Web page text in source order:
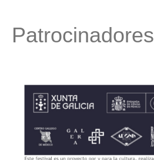
Patrocinadores